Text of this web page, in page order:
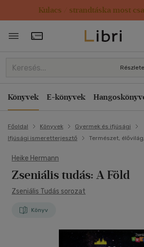
Kulacs / strandtáska most
Törzsvásárlói Kártya adatai
Könyvek E-könyvek
Főoldal Könyvek
Gyermek és ifjúsági
Ifjúsági ismeretterjesztő
Természet,
Heike Hermann
Zseniális tudás: A Föld
Zseniális Tudás sorozat
Könyv